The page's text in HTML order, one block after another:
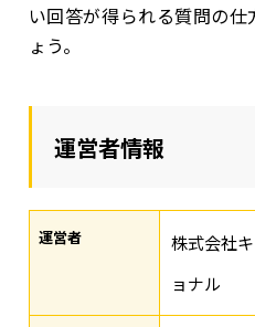
い回答が得られる質問の
ょう。
運営者情報
運営者
株式会社
ョナル